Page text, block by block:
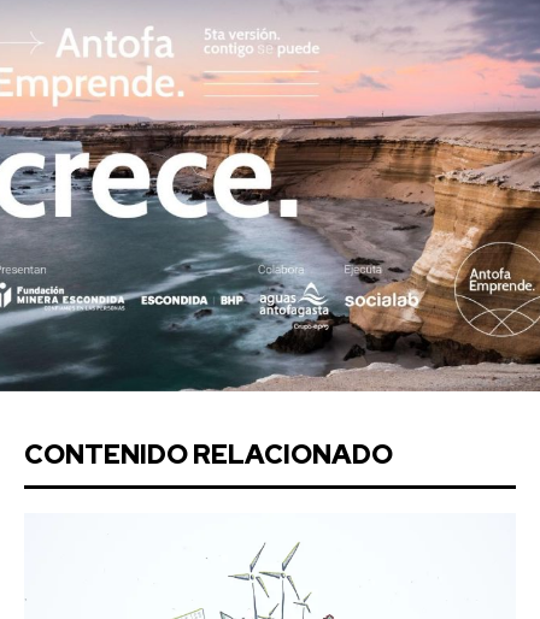
CONTENIDO RELACIONADO